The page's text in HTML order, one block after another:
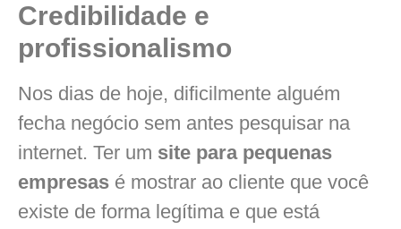
Credibilidade e
profissionalismo
Nos dias de hoje, dificilmente alguém
fecha negócio sem antes pesquisar na
internet. Ter um site para pequenas
empresas é mostrar ao cliente que você
existe de forma legítima e que está